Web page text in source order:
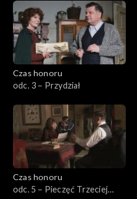
Sezon 5
Sezon 6
Powstanie
Czas honoru
odc. 3 – Przydział
Czas honoru
odc. 5 – Pieczęć Trzeciej